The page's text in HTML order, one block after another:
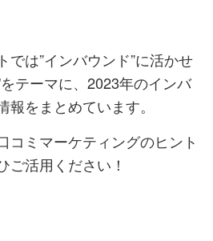
では”インバウンド”に活かせ
テーマに、2023年のインバ
をまとめています。
コミマーケティングのヒント
ご活用ください！